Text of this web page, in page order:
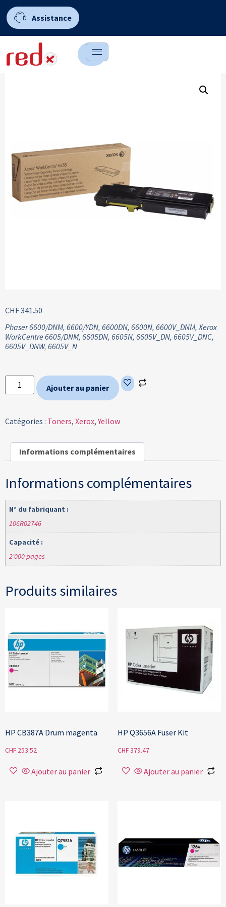
Assistance
0
CHF341.50
Phaser 6600/DNM, 6600/YDN, 6600DN, 6600N, 6600V_DNM, Xerox
WorkCentre 6605/DNM, 6605DN, 6605N, 6605V_DN, 6605V_DNC,
6605V_DNW, 6605V_N
Ajouter au panier
Catégories : Toners, Xerox,Yellow
Informations complémentaires
Informations complémentaires
N° du fabriquant :
106R02746
Capacité :
2'000 pages
Produits similaires
HP CB387A Drum magenta
CHF 253.52
Ajouter au panier
HP Q3656A Fuser Kit
CHF379.47
Ajouter au panier